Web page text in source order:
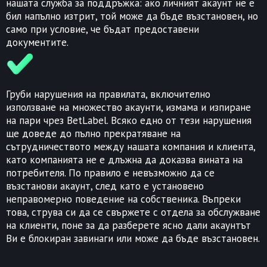
нашата служба за поддръжка: ако личният акаунт не е
бил напълно изтрит, той може да бъде възстановен, но
само при условие, че бъдат предоставени
документите.
Груби нарушения на правилата, включително
използване на множество акаунти, измама и изпиране
на пари чрез BetLabel. Всяко едно от тези нарушения
ще доведе до пълно прекратяване на
сътрудничеството между нашата компания и клиента,
като компанията не е длъжна да доказва вината на
потребителя. По правило е невъзможно да се
възстанови акаунт, след като е установено
неправомерно поведение на собственика. Въпреки
това, струва си да се свържете с отдела за обслужване
на клиенти, поне за да разберете ясно дали акаунтът
Ви е блокиран завинаги или може да бъде възстановен.